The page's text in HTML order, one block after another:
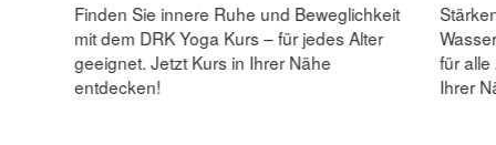
Finden Sie innere Ruhe und Beweglichkeit
mit dem DRK Yoga Kurs – für jedes Alter
geeignet. Jetzt Kurs in Ihrer Nähe
entdecken!
für
Ihrer